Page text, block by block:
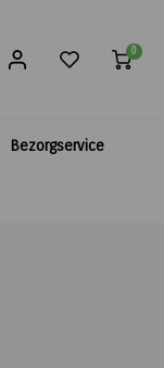
0
Bezorgservice